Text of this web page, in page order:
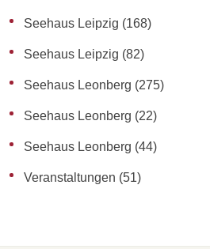
Seehaus Leipzig (168)
Seehaus Leipzig (82)
Seehaus Leonberg (275)
Seehaus Leonberg (22)
Seehaus Leonberg (44)
Veranstaltungen (51)